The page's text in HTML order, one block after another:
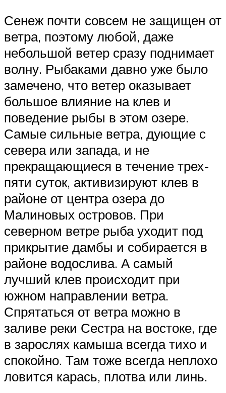
Сенеж почти совсем не защищен от
ветра, поэтому любой, даже
небольшой ветер сразу поднимает
волну. Рыбаками давно уже было
замечено, что ветер оказывает
большое влияние на клев и
поведение рыбы в этом озере.
Самые сильные ветра, дующие с
севера или запада, и не
прекращающиеся в течение трех-
пяти суток, активизируют клев в
районе от центра озера до
Малиновых островов. При
северном ветре рыба уходит под
прикрытие дамбы и собирается в
районе водослива. А самый
лучший клев происходит при
южном направлении ветра.
Спрятаться от ветра можно в
заливе реки Сестра на востоке, где
в зарослях камыша всегда тихо и
спокойно. Там тоже всегда неплохо
ловится карась, плотва или линь.